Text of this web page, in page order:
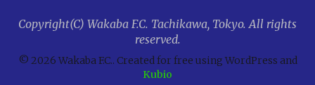
Copyright(C) Wakaba F.C. Tachikawa, Tokyo. All rights
reserved.
© 2026 Wakaba F.C.. Created for free using WordPress and
Kubio